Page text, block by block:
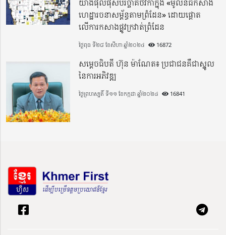
យ៉ាងផុលផុសបរិច្ចាគថវិកាក្នុង «មូលនិធិកសាង
ហេដ្ឋារចនាសម្ព័ន្ធតាមព្រំដែន» ដោយផ្ដោត
លើការកសាងផ្លូវក្រវាត់ព្រំដែន
ថ្ងៃពុធ ទី២៨ ខែសីហា ឆ្នាំ២០២៤ 16872
សម្តេចធិបតី ហ៊ុន ម៉ាណែត៖ ប្រជាជនគឺជាស្នូល
នៃការអភិវឌ្ឍ
ថ្ងៃព្រហស្បតិ៍ ទី១១ ខែកក្កដា ឆ្នាំ២០២៤ 16841